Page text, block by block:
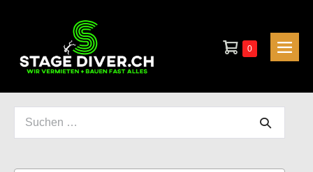
Warenkorb
0Elemente
Suchen